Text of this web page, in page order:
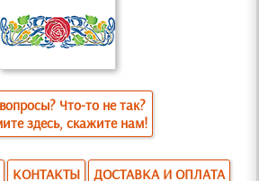
Что-то не так?
здесь, скажите нам!
КОНТАКТЫ ДОСТАВКА И ОПЛАТА